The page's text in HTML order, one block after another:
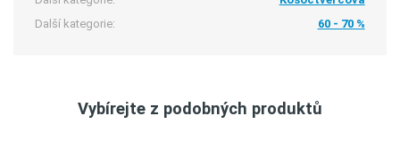
Další kategorie:
60 - 70 %
Vybírejte z podobných produktů